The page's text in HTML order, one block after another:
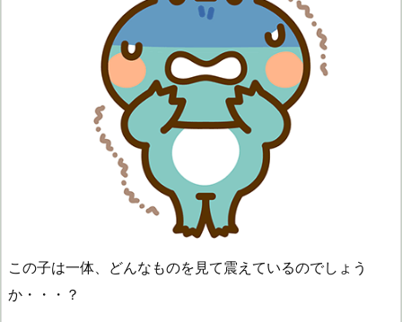
この子は一体、どんなものを見て震えているのでしょう
か・・・？